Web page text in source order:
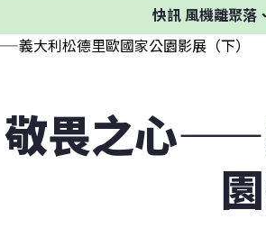
快訊風機離聚落
敬畏之心——